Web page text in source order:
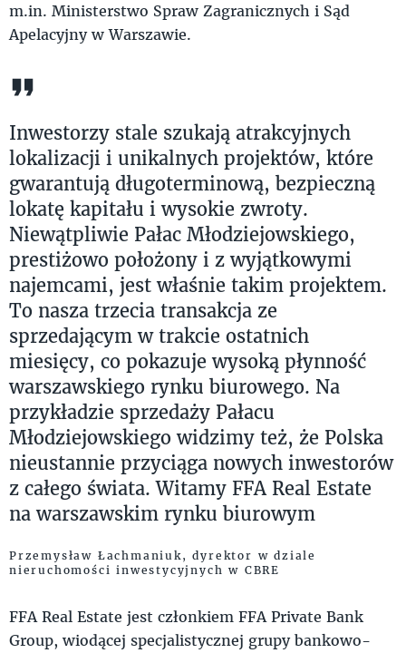
m.in. Ministerstwo Spraw Zagranicznych i Sąd
Apelacyjny w Warszawie.
Inwestorzy stale szukają atrakcyjnych
lokalizacji i unikalnych projektów, które
gwarantują długoterminową, bezpieczną
lokatę kapitału i wysokie zwroty.
Niewątpliwie Pałac Młodziejowskiego,
prestiżowo położony i z wyjątkowymi
najemcami, jest właśnie takim projektem.
To nasza trzecia transakcja ze
sprzedającym w trakcie ostatnich
miesięcy, co pokazuje wysoką płynność
warszawskiego rynku biurowego. Na
przykładzie sprzedaży Pałacu
Młodziejowskiego widzimy też, że Polska
nieustannie przyciąga nowych inwestorów
z całego świata. Witamy FFA Real Estate
na warszawskim rynku biurowym
Przemysław Łachmaniuk, dyrektor w dziale
nieruchomości inwestycyjnych w CBRE
FFA Real Estate jest członkiem FFA Private Bank
Group, wiodącej specjalistycznej grupy bankowo-